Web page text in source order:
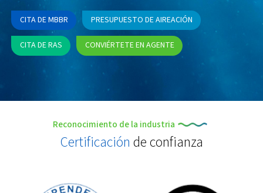
CITA DE MBBR PRESUPUESTO DE AIREACIÓN
CITA DE RAS CONVIÉRTETE EN AGENTE
Reconocimiento de la industria
Certificación de confianza